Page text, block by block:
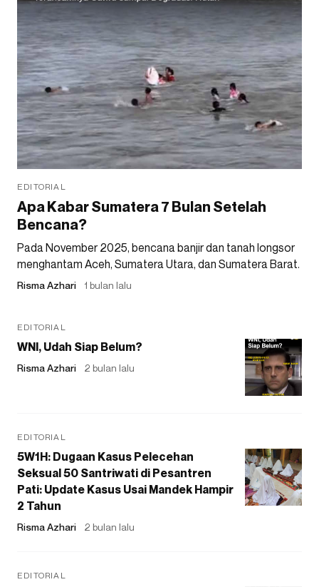
EDITORIAL
Apa Kabar Sumatera 7 Bulan Setelah
Bencana?
Pada November 2025, bencana banjir dan tanah longsor
menghantam Aceh, Sumatera Utara, dan Sumatera Barat.
Risma Azhari 1 bulan lalu
EDITORIAL
WNI, Udah Siap Belum?
Risma Azhari 2 bulan lalu
EDITORIAL
5W1H: Dugaan Kasus Pelecehan
Seksual 50 Santriwati di Pesantren
Pati: Update Kasus Usai Mandek Hampir
2 Tahun
Risma Azhari 2 bulan lalu
EDITORIAL